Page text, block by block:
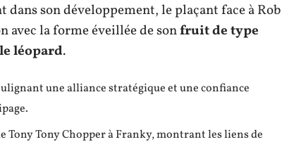
son développement, le plaçant face à Rob
la forme éveillée de sonfruit de type
léopard.
une alliance stratégique et une confiance
Tony Tony Chopper à Franky, montrant les liens de